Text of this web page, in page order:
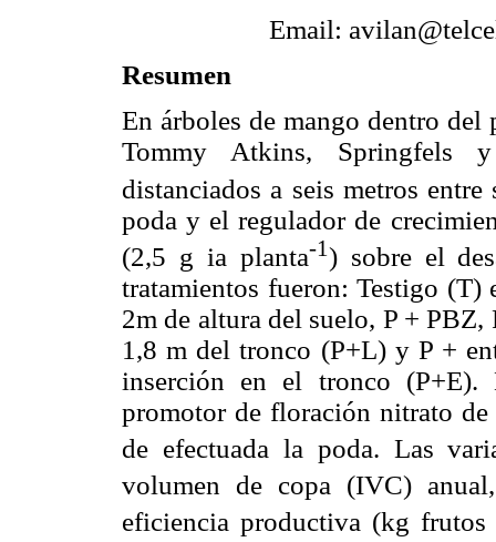
Email:
Resumen
En árboles de mango dentro
Tommy Atkins, Springfels
distanciados a seis metros
poda y el regulador de
(2,5 g ia planta-1) sobre el
tratamientos fueron: Testigo
2m de altura del suelo, P + PBZ,
1,8 m del tronco (P+L) y P +
inserción en el tronco
promotor de floración nitrato
de efectuada la poda. Las
volumen de copa (IVC)
eficiencia productiva (kg frutos